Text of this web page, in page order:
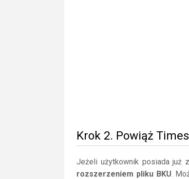
Krok 2. Powiąż
Jeżeli użytkownik posiada już
rozszerzeniem pliku BKU.